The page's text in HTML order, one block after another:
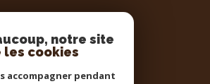
notre site
les cookies
accompagner pendant